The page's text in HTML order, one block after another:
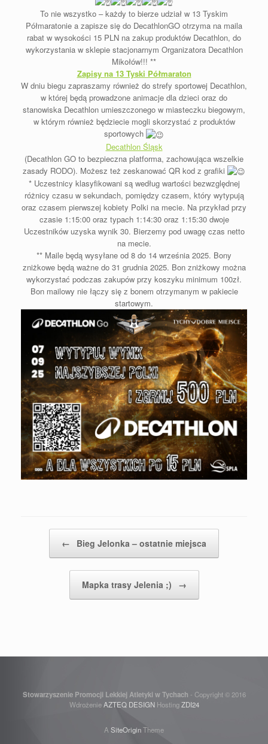
To nie wszystko – każdy to bierze udział w 13 Tyskim
Półmaratonie a zapisze się do DecathlonGO otrzyma na maila
rabat w wysokości 15 PLN na zakup produktów Decathlon, do
wykorzystania w sklepie stacjonarnym Organizatora Decathlon
Mikołów!!! **
Zapisy na 13 Tyski Półmaraton
W dniu biegu zapraszamy również do strefy sportowej Decathlon​​,​​
w której będą prowadzone animacje dla dzieci oraz do
stanowiska Decathlon umieszczonego w miasteczku biegowym​​,​​
w którym również będziecie mogli skorzystać z produktów
sportowych
Decathlon Śląsk
(Decathlon GO to bezpieczna platforma, zachowująca wszelkie
zasady RODO). Możesz też zeskanować QR kod z grafiki
* Uczestnicy klasyfikowani są według wartości bezwzględnej
różnicy czasu w sekundach, pomiędzy czasem, który wytypują
oraz czasem pierwszej kobiety Polki na mecie. Na przykład przy
czasie 1:15:00 oraz typach 1:14:30 oraz 1:15:30 dwoje
Uczestników uzyska wynik 30. Bierzemy pod uwagę czas netto
na mecie.
** Maile będą wysyłane od 8 do 14 września 2025. Bony
zniżkowe będą ważne do 31 grudnia 2025. Bon zniżkowy można
wykorzystać podczas zakupów przy koszyku minimum 100zł.
Bon mailowy nie łączy się z bonem otrzymanym w pakiecie
startowym.
← Bieg Jelonka – ostatnie miejsca
Mapka trasy Jelenia ;) →
Stowarzyszenie Promocji Lekkiej Atletyki w Tychach - Copyright © 2016
WdrożenieAZTEQ DESIGNHostingZDI24
A SiteOriginTheme